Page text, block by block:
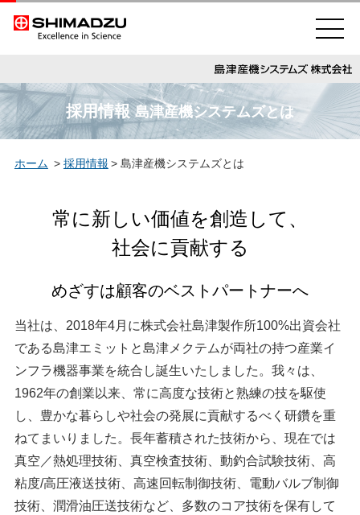
採用情報島津産機システムズとは
ホーム > 採用情報 > 島津産機システムズとは
常に新しい価値を創造して、
社会に貢献する
めざすは顧客のベストパートナーへ
当社は、2018年4月に株式会社島津製作所100%出資会社
である島津エミットと島津メクテムが両社の持つ産業イ
ンフラ機器事業を統合し誕生いたしました。我々は、
1962年の創業以来、常に高度な技術と熟練の技を駆使
し、豊かな暮らしや社会の発展に貢献するべく研鑽を重
ねてまいりました。長年蓄積された技術から、現在では
真空／熱処理技術、真空検査技術、動釣合試験技術、高
粘度/高圧液送技術、高速回転制御技術、電動バルブ制御
技術、潤滑油圧送技術など、多数のコア技術を保有して